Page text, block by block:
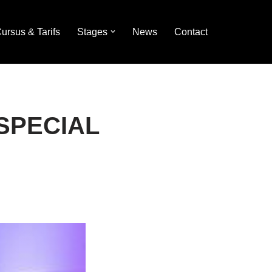
& Tarifs Stages News Contact